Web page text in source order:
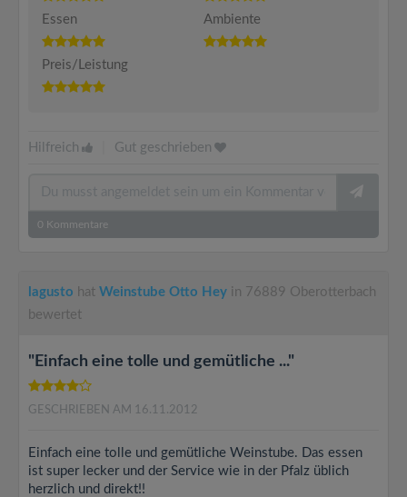
Essen Ambiente
Preis/Leistung
Hilfreich Gut geschrieben
0 Kommentare
lagusto hat Weinstube Otto Hey in 76889 Oberotterbach
bewertet
"Einfach eine tolle und gemütliche ..."
GESCHRIEBEN AM 16.11.2012
Einfach eine tolle und gemütliche Weinstube. Das essen
ist super lecker und der Service wie in der Pfalz üblich
herzlich und direkt!!